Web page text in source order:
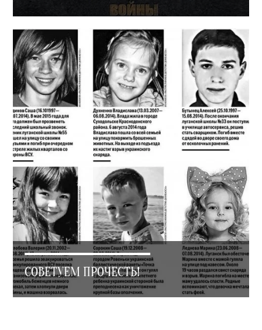
СОВЕТУЕМ ПРОЧЕСТЬ!